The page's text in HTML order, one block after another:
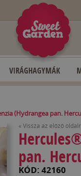
VIRÁGHAGYMÁK
(Hydrangea pan.
« Vissza az előző
pan.
KÓD: 42160